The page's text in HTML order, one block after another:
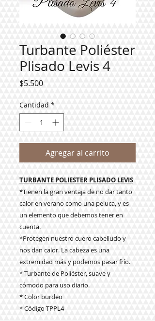
Turbante Poliéster
Plisado Levis 4
$5.500Precio
Cantidad *
Agregar al carrito
TURBANTE POLIESTER PLISADO LEVIS
*Tienen la gran ventaja de no dar tanto
calor en verano como una peluca, y es
un elemento que debemos tener en
cuenta.
*Protegen nuestro cuero cabelludo y
nos dan calor. La cabeza es una
extremidad más y podemos pasar frío.
* Turbante de Poliéster, suave y
cómodo para uso diario.
* Color burdeo
* Código TPPL4